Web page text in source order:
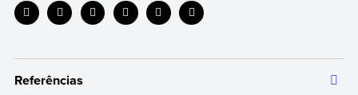
Referências